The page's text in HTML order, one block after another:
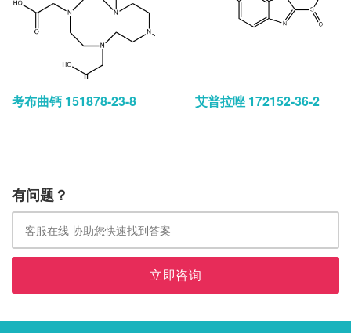
考布曲钙 151878-23-8 艾普拉唑 172152-36-2
有问题？
立即咨询